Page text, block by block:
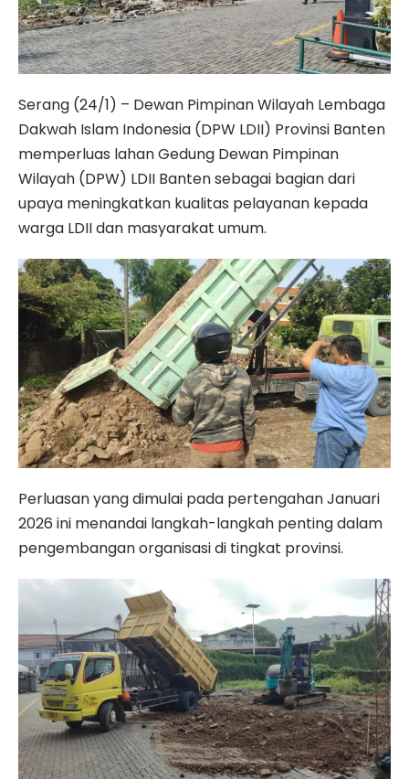
Serang (24/1) – Dewan Pimpinan Wilayah Lembaga
Dakwah Islam Indonesia (DPW LDII) Provinsi Banten
memperluas lahan Gedung Dewan Pimpinan
Wilayah (DPW) LDII Banten sebagai bagian dari
upaya meningkatkan kualitas pelayanan kepada
warga LDII dan masyarakat umum.
Perluasan yang dimulai pada pertengahan Januari
2026 ini menandai langkah-langkah penting dalam
pengembangan organisasi di tingkat provinsi.